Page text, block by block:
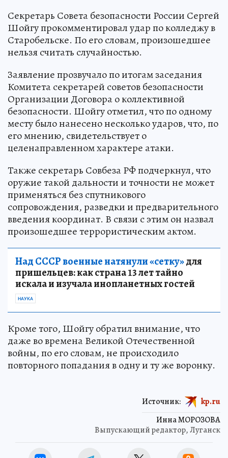
Секретарь Совета безопасности России Сергей
Шойгу прокомментировал удар по колледжу в
Старобельске. По его словам, произошедшее
нельзя считать случайностью.
Заявление прозвучало по итогам заседания
Комитета секретарей советов безопасности
Организации Договора о коллективной
безопасности. Шойгу отметил, что по одному
месту было нанесено несколько ударов, что, по
его мнению, свидетельствует о
целенаправленном характере атаки.
Также секретарь Совбеза РФ подчеркнул, что
оружие такой дальности и точности не может
применяться без спутникового
сопровождения, разведки и предварительного
введения координат. В связи с этим он назвал
произошедшее террористическим актом.
Над СССР военные натянули «сетку»для
пришельцев: как страна 13 лет тайно
искала и изучала инопланетных гостей
НАУКА
Кроме того, Шойгу обратил внимание, что
даже во времена Великой Отечественной
войны, по его словам, не происходило
повторного попадания в одну и ту же воронку.
Инна МОРОЗОВА
Выпускающий редактор, Луганск
Источник: kp.ru